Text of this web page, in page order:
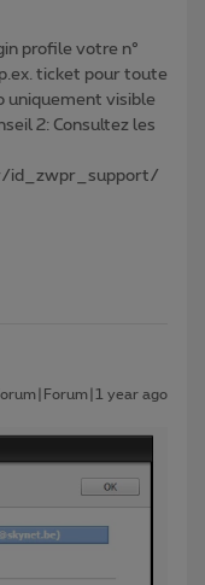
profile votre n°
ticket pour toute
uniquement visible
2: Consultez les
id_zwpr_support/
year ago